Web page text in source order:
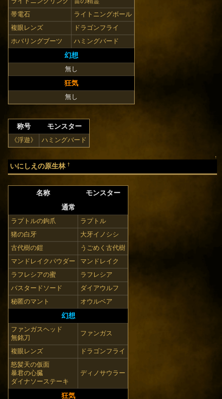
帯電石
ライトニングボール
複眼レンズ
ドラゴンフライ
ホバリングブーツ
ハミングバード
幻想
無し
狂気
無し
称号 モンスター
《浮遊》 ハミングバード
↑
いにしえの原生林 †
名称
モンスター
通常
ラプトルの鉤爪
ラプトル
猪の白牙
大牙イノシシ
古代樹の鎧
うごめく古代樹
マンドレイクパウダー
マンドレイク
ラフレシアの蜜
ラフレシア
バスタードソード
ダイアウルフ
秘匿のマント
オウルベア
幻想
ファンガスヘッド
無銘刀
ファンガス
複眼レンズ
ドラゴンフライ
怒髪天の仮面
暴君の心臓
ダイナソーステーキ
ディノサウラー
狂気